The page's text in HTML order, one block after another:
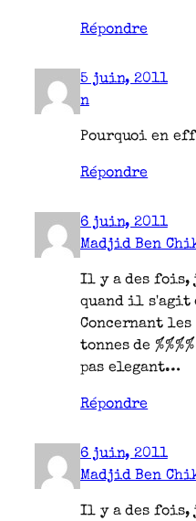
Répondre
5 juin, 2011
n
Pourquoi en
Répondre
6 juin, 2011
Madjid Ben
Il y a des fois,
quand il s'agit
Concernant
tonnes de
pas elegant…
Répondre
6 juin, 2011
Madjid Ben
Il y a des fois,